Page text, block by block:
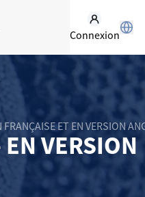
Connexion
ET EN VERSION
VERSION